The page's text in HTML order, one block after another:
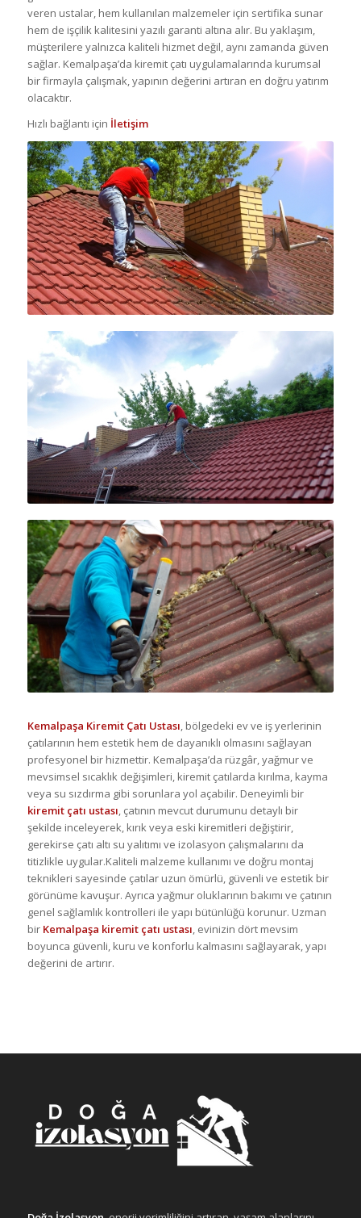
veren ustalar, hem kullanılan malzemeler için sertifika sunar
hem de işçilik kalitesini yazılı garanti altına alır. Bu yaklaşım,
müşterilere yalnızca kaliteli hizmet değil, aynı zamanda güven
sağlar. Kemalpaşa’da kiremit çatı uygulamalarında kurumsal
bir firmayla çalışmak, yapının değerini artıran en doğru yatırım
olacaktır.
Hızlı bağlantı için İletişim
Kemalpaşa Kiremit Çatı Ustası, bölgedeki ev ve iş yerlerinin
çatılarının hem estetik hem de dayanıklı olmasını sağlayan
profesyonel bir hizmettir. Kemalpaşa’da rüzgâr, yağmur ve
mevsimsel sıcaklık değişimleri, kiremit çatılarda kırılma, kayma
veya su sızdırma gibi sorunlara yol açabilir. Deneyimli bir
kiremit çatı ustası, çatının mevcut durumunu detaylı bir
şekilde inceleyerek, kırık veya eski kiremitleri değiştirir,
gerekirse çatı altı su yalıtımı ve izolasyon çalışmalarını da
titizlikle uygular.Kaliteli malzeme kullanımı ve doğru montaj
teknikleri sayesinde çatılar uzun ömürlü, güvenli ve estetik bir
görünüme kavuşur. Ayrıca yağmur oluklarının bakımı ve çatının
genel sağlamlık kontrolleri ile yapı bütünlüğü korunur. Uzman
bir Kemalpaşa kiremit çatı ustası, evinizin dört mevsim
boyunca güvenli, kuru ve konforlu kalmasını sağlayarak, yapı
değerini de artırır.